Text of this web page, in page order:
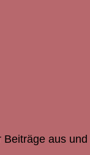
aus